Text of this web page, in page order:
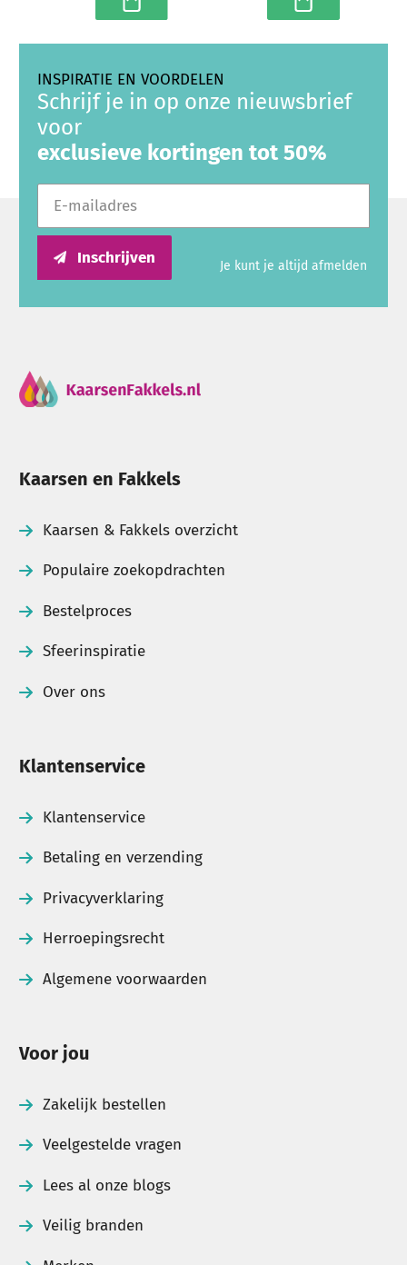
In winkelwagen In winkelwagen
INSPIRATIE EN VOORDELEN
Schrijf je in op onze nieuwsbrief
voor
exclusieve kortingen tot 50%
Inschrijven Je kunt je altijd afmelden
Kaarsen en Fakkels
Kaarsen & Fakkels overzicht
Populaire zoekopdrachten
Bestelproces
Sfeerinspiratie
Over ons
Klantenservice
Klantenservice
Betaling en verzending
Privacyverklaring
Herroepingsrecht
Algemene voorwaarden
Voor jou
Zakelijk bestellen
Veelgestelde vragen
Lees al onze blogs
Veilig branden